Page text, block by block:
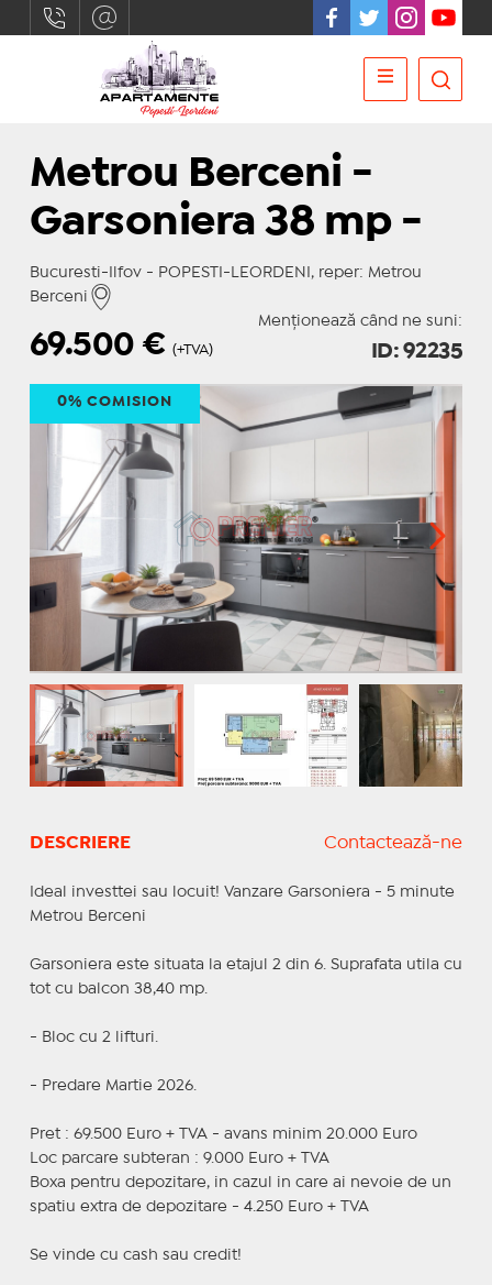
Metrou Berceni -
Garsoniera 38 mp -
Bucuresti-Ilfov - POPESTI-LEORDENI, reper: Metrou
Berceni
Menționează când ne suni:
69.500€ (+TVA) ID: 92235
0% COMISION
DESCRIERE Contactează-ne
Ideal investtei sau locuit! Vanzare Garsoniera - 5 minute
Metrou Berceni
Garsoniera este situata la etajul 2 din 6. Suprafata utila cu
tot cu balcon 38,40 mp.
- Bloc cu 2 lifturi.
- Predare Martie 2026.
Pret : 69.500 Euro + TVA - avans minim 20.000 Euro
Loc parcare subteran : 9.000 Euro + TVA
Boxa pentru depozitare, in cazul in care ai nevoie de un
spatiu extra de depozitare - 4.250 Euro + TVA
Se vinde cu cash sau credit!